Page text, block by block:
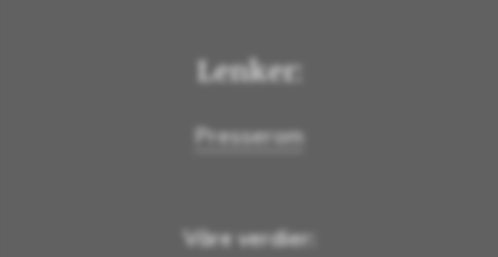
Lenker:
Presserom
Våre verdier: